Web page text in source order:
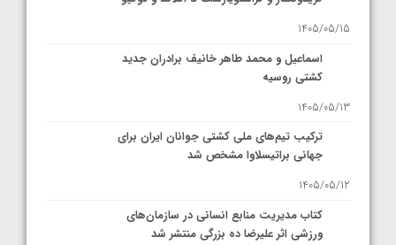
1405/05/15
اسماعیل و محمد طاهر خانیف برادران جدید
کشتی روسیه
1405/05/13
ترکیب تیم‌های ملی کشتی جوانان ایران برای
جهانی براتیسلاوا مشخص شد
1405/05/12
کتاب مدیریت منابع انسانی در سازمان‌های
ورزشی اثر علیرضا ده بزرگی منتشر شد